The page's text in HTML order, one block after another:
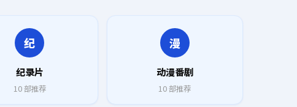
纪
纪录片
10部推荐
漫
动漫番剧
10部推荐